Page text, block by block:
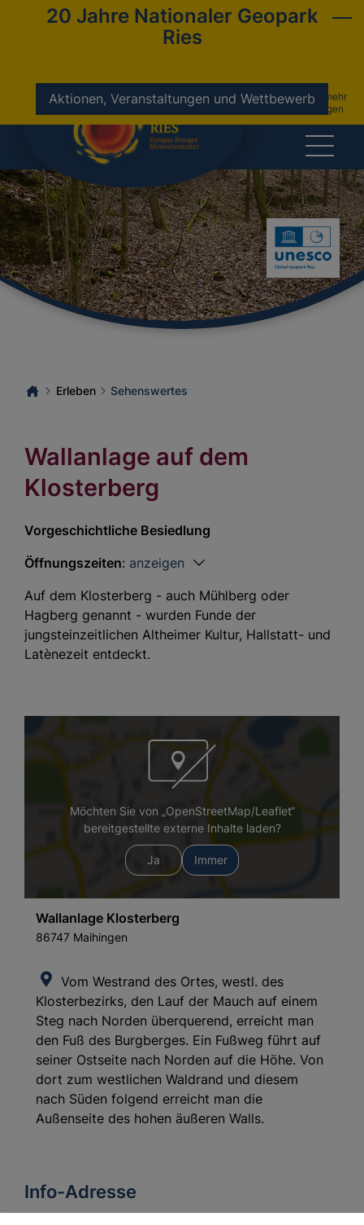
20 Jahre Nationaler Geopark
Ries
Aktionen, Veranstaltungen und Wettbewerbnicht mehr
anzeigen
Sehenswertes
Erleben
Wallanlage auf dem
Klosterberg
Vorgeschichtliche Besiedlung
Öffnungszeiten: anzeigen
Auf dem Klosterberg - auch Mühlberg oder
Hagberg genannt - wurden Funde der
jungsteinzeitlichen Altheimer Kultur, Hallstatt- und
Latènezeit entdeckt.
Möchten Sie von „OpenStreetMap/Leaflet“
bereitgestellte externe Inhalte laden?
Ja Immer
Wallanlage Klosterberg
86747 Maihingen
Vom Westrand des Ortes, westl. des
Klosterbezirks, den Lauf der Mauch auf einem
Steg nach Norden überquerend, erreicht man
den Fuß des Burgberges. Ein Fußweg führt auf
seiner Ostseite nach Norden auf die Höhe. Von
dort zum westlichen Waldrand und diesem
nach Süden folgend erreicht man die
Außenseite des hohen äußeren Walls.
Info-Adresse